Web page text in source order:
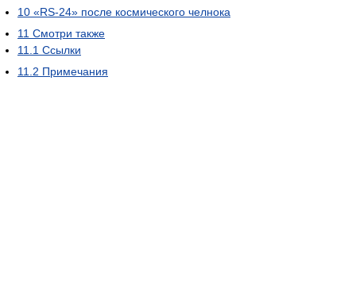
10 «RS-24» после космического челнока
11 Смотри также
11.1 Ссылки
11.2 Примечания